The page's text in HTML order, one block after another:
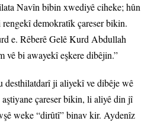
Navîn bibin xwediyê ciheke; hûn
demokratîk çareser bikin.
e. Rêberê Gelê Kurd Abdullah
vê bi awayekî eşkere dibêjin.”
ji aliyekî ve dibêje wê
çareser bikin, li aliyê din jî
weke “dirûtî” binav kir. Aydenîz